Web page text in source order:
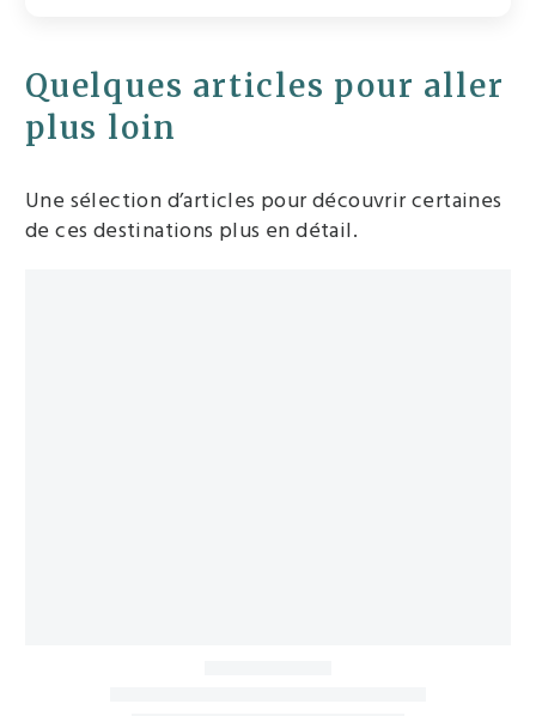
Quelques articles pour aller
plus loin
Une sélection d’articles pour découvrir certaines
de ces destinations plus en détail.